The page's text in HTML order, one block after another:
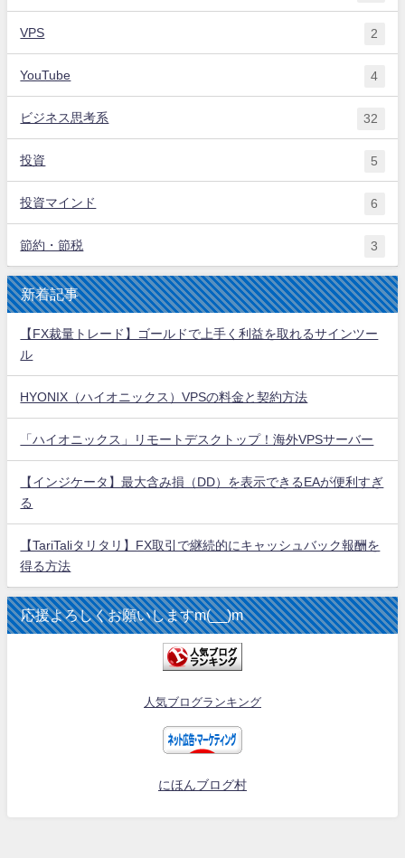
VPS 2
YouTube 4
ビジネス思考系 32
投資 5
投資マインド 6
節約・節税 3
新着記事
【FX裁量トレード】ゴールドで上手く利益を取れるサインツー
ル
HYONIX（ハイオニックス）VPSの料金と契約方法
「ハイオニックス」リモートデスクトップ！海外VPSサーバー
【インジケータ】最大含み損（DD）を表示できるEAが便利すぎ
る
【TariTaliタリタリ】FX取引で継続的にキャッシュバック報酬を
得る方法
応援よろしくお願いしますm(__)m
人気ブログランキング
にほんブログ村